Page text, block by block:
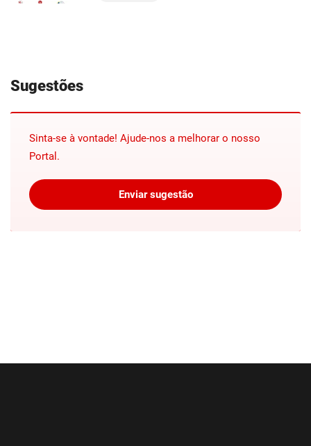
Sugestões
Sinta-se à vontade! Ajude-nos a melhorar o nosso
Portal.
Enviar sugestão